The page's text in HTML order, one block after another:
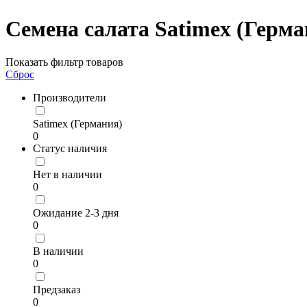
Семена салата Satimex
Показать фильтр товаров
Сброс
Производители
Satimex (Германия)
0
Статус наличия
Нет в наличии
0
Ожидание 2-3 дня
0
В наличии
0
Предзаказ
0